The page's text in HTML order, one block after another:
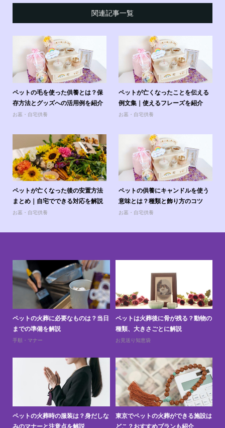
関連記事一覧
ペットの毛を使った供養とは？保
存方法とグッズへの活用例を紹介
お墓・自宅供養
ペットが亡くなったことを伝える
例文集｜使えるフレーズを紹介
お墓・自宅供養
ペットが亡くなった後の安置方法
まとめ｜自宅でできる対応を解説
お墓・自宅供養
ペットの供養にキャンドルを使う
意味とは？種類と飾り方のコツ
お墓・自宅供養
ペットの火葬に必要なものは？当日
までの準備を解説
手順・マナー
ペットは火葬後に骨が残る？動物の
種類、大きさごとに解説
お見送り知恵袋
ペットの火葬時の服装は？身だしな
東京でペットの火葬ができる施設は